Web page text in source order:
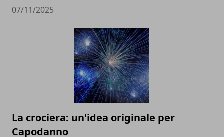
07/11/2025
La crociera: un'idea originale per
Capodanno